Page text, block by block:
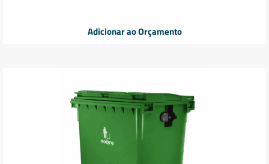
Adicionar ao Orçamento